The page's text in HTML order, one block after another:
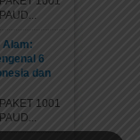
Alam:
6
dan
1001